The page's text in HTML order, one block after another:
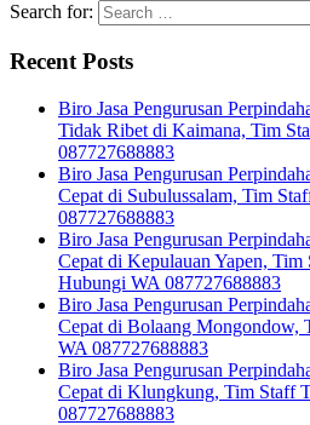
Search for:
Recent Posts
Biro Jasa Pengurusan
Tidak Ribet di Kaimana, Tim
087727688883
Biro Jasa Pengurusan
Cepat di Subulussalam, Tim
087727688883
Biro Jasa Pengurusan
Cepat di Kepulauan Yapen, Tim
Hubungi WA 087727688883
Biro Jasa Pengurusan
Cepat di Bolaang Mongondow,
WA 087727688883
Biro Jasa Pengurusan
Cepat di Klungkung, Tim Staff
087727688883